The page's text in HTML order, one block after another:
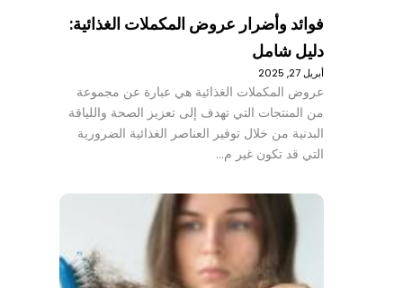
فوائد وأضرار عروض المكملات الغذائية:
دليل شامل
أبريل 27, 2025
عروض المكملات الغذائية هي عبارة عن مجموعة
من المنتجات التي تهدف إلى تعزيز الصحة واللياقة
البدنية من خلال توفير العناصر الغذائية الضرورية
التي قد تكون غير م…